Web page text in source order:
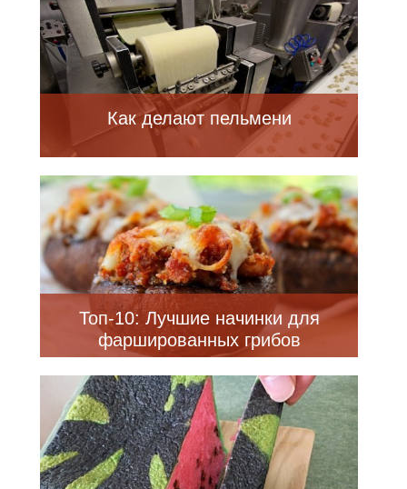
Как делают пельмени
Топ-10: Лучшие начинки для
фаршированных грибов